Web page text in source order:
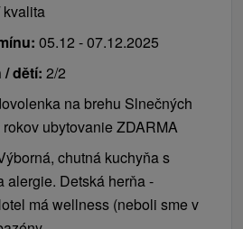
kvalita
05.12 - 07.12.2025
dětí: 2/2
na brehu Slnečných
ubytovanie ZDARMA
chutná kuchyňa s
alergie. Detská herňa -
má wellness (neboli sme v